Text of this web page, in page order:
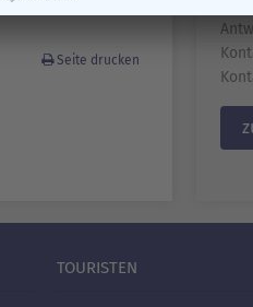
Seite drucken
TOURISTEN